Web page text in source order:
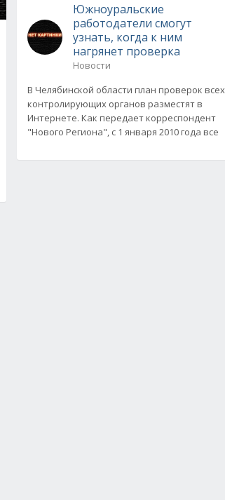
Южноуральские
работодатели смогут
узнать, когда к ним
нагрянет проверка
Новости
В Челябинской области план проверок всех
контролирующих органов разместят в
Интернете. Как передает корреспондент
"Нового Региона", с 1 января 2010 года все